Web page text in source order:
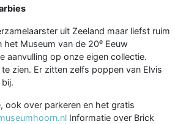
uit Zeeland maar liefst ruim
het Museum van de 20e Eeuw
aanvulling op onze eigen collectie.
zien. Er zitten zelfs poppen van Elvis
ook over parkeren en het gratis
Informatie over Brick